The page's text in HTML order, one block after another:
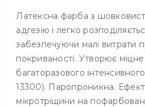
Латексна фарба з
адгезію і легко
забезпечуючи малі витрати
покриваності. Утворює
багаторазового
13300). Паропроникна.
мікротріщини на